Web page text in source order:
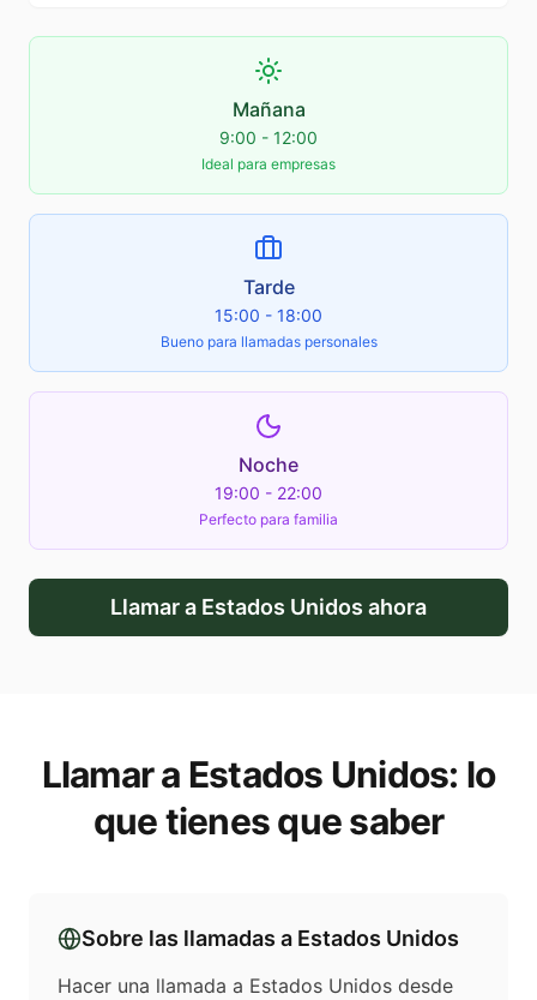
Mañana
9:00 - 12:00
Ideal para empresas
Tarde
15:00 - 18:00
Bueno para llamadas personales
Noche
19:00 - 22:00
Perfecto para familia
Llamar a Estados Unidos ahora
Llamar a Estados Unidos: lo
que tienes que saber
Sobre las llamadas a Estados Unidos
Hacer una llamada a Estados Unidos desde